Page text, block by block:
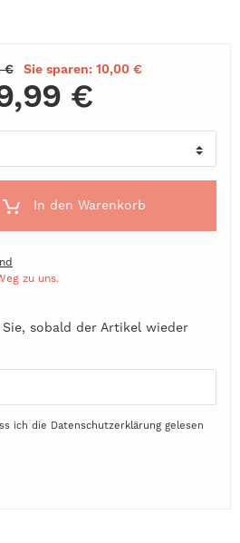
€ Sie sparen: 10,00 €
€
In den Warenkorb
zu uns.
sobald der Artikel wieder
ich die Daten­schutz­erklärunggelesen